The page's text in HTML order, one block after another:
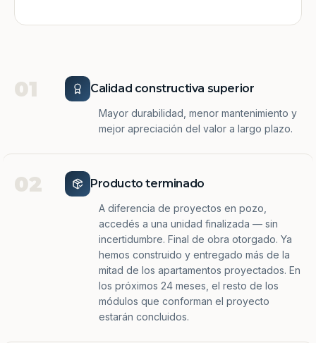
01 Calidad constructiva superior
Mayor durabilidad, menor mantenimiento y
mejor apreciación del valor a largo plazo.
02 Producto terminado
A diferencia de proyectos en pozo,
accedés a una unidad finalizada — sin
incertidumbre. Final de obra otorgado. Ya
hemos construido y entregado más de la
mitad de los apartamentos proyectados. En
los próximos 24 meses, el resto de los
módulos que conforman el proyecto
estarán concluidos.